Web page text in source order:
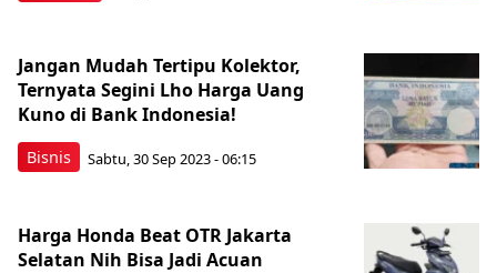
Bisnis
Jangan Mudah Tertipu Kolektor,
Ternyata Segini Lho Harga Uang
Kuno di Bank Indonesia!
Sabtu, 30 Sep 2023 - 06:15
Harga Honda Beat OTR Jakarta
Selatan Nih Bisa Jadi Acuan